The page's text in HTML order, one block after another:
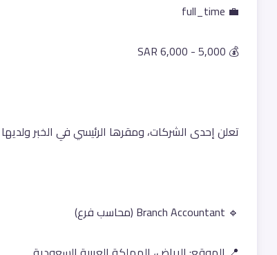
💼 full_time
💰 5,000 - 6,000 SAR
تعلن إحدى الشركات، ومقرها الرئيسي في الخبر
🔹 Branch Accountant (محاسب فرع)